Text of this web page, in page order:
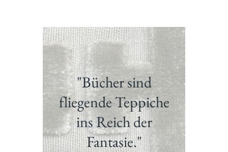
"Bücher sind
fliegende Teppiche
ins Reich der
Fantasie."